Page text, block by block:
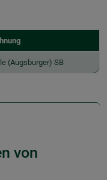
(Augsburger) SB
von